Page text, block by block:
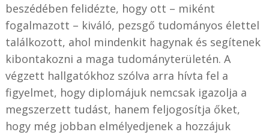
beszédében felidézte, hogy ott – miként
fogalmazott – kiváló, pezsgő tudományos élettel
találkozott, ahol mindenkit hagynak és segítenek
kibontakozni a maga tudományterületén. A
végzett hallgatókhoz szólva arra hívta fel a
figyelmet, hogy diplomájuk nemcsak igazolja a
megszerzett tudást, hanem feljogosítja őket,
hogy még jobban elmélyedjenek a hozzájuk